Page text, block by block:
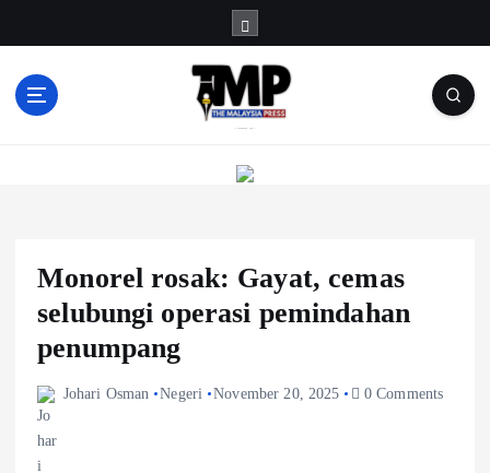
Monorel rosak: Gayat, cemas
selubungi operasi pemindahan
penumpang
Johari Osman Negeri November 20, 2025 0 Comments